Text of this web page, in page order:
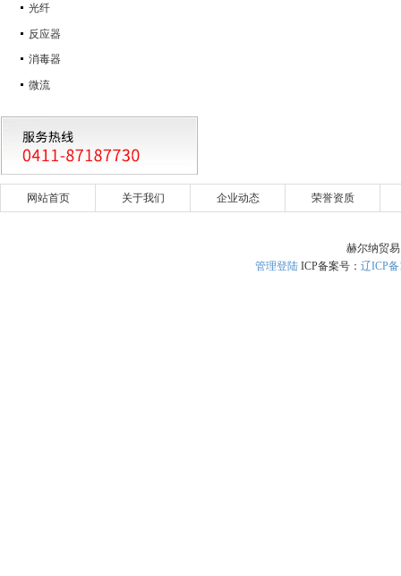
光纤
反应器
消毒器
微流
网站首页 关于我们 企业动态 荣誉资质
赫尔纳贸
管理登陆ICP备案号： 辽ICP备